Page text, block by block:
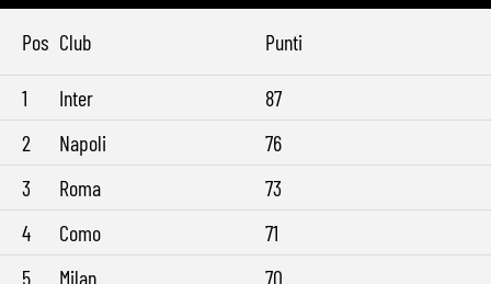
Pos Club Punti
1 Inter
87
2
Napoli
76
3
Roma
73
4
Como
71
5
Milan 70